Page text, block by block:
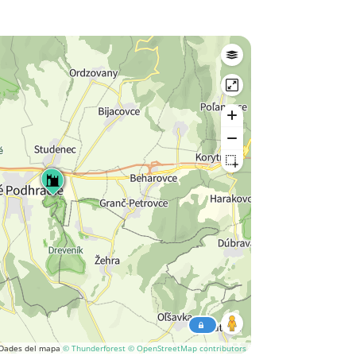
del mapa © Thunderforest © OpenStreetMap contributors